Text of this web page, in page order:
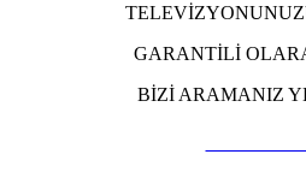
GARANTİLİ
BİZİ ARAMANIZ